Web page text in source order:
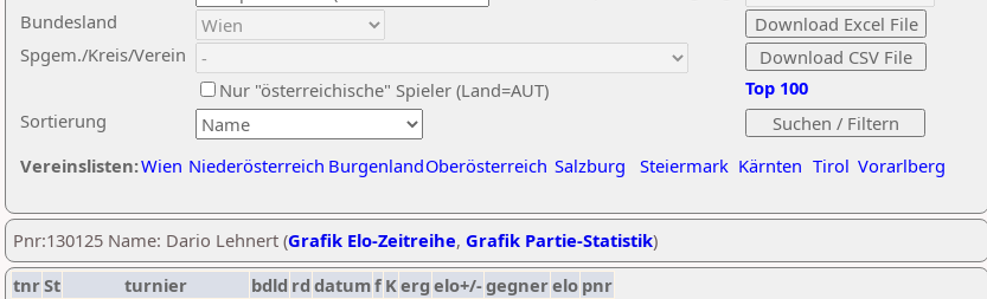
Sortierung
Bundesland
Spgem./Kreis/Verein
Nur "österreichische" Spieler (Land=AUT)
Vereinslisten:Wien Niederösterreich BurgenlandOberösterreich Salzburg Steiermark Kärnten Tirol Vorarlberg
Top 100
Pnr:130125 Name: Dario Lehnert (Grafik Elo-Zeitreihe, Grafik Partie-Statistik)
tnrSt turnier bdld rd datumf Kerg elo+/-gegnerelo pnr